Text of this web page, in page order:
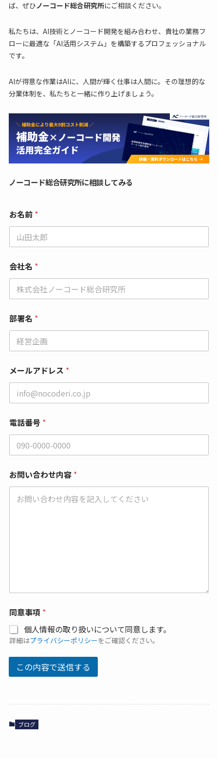
ば、ぜひノーコード総合研究所にご相談ください。
私たちは、AI技術とノーコード開発を組み合わせ、貴社の業務フ
ローに最適な「AI活用システム」を構築するプロフェッショナル
です。
AIが得意な作業はAIに、人間が輝く仕事は人間に。その理想的な
分業体制を、私たちと一緒に作り上げましょう。
ノーコード総合研究所に相談してみる
お名前 *
会社名 *
部署名 *
メールアドレス *
電話番号 *
お問い合わせ内容 *
*
お
名
前
同意事項 *
個人情報の取り扱いについて同意します。
詳細はプライバシーポリシーをご確認ください。
この内容で送信する
ブログ